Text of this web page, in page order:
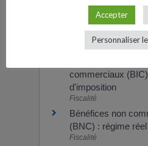
commerciaux
d'imposition
Fiscalité
Bénéfices non
(BNC) : régime
Fiscalité
Accepter
Personnaliser